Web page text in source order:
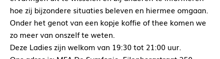
hoe zij bijzondere situaties beleven en hiermee omgaan.
Onder het genot van een kopje koffie of thee komen we
zo meer van onszelf te weten.
Deze Ladies zijn welkom van 19:30 tot 21:00 uur.